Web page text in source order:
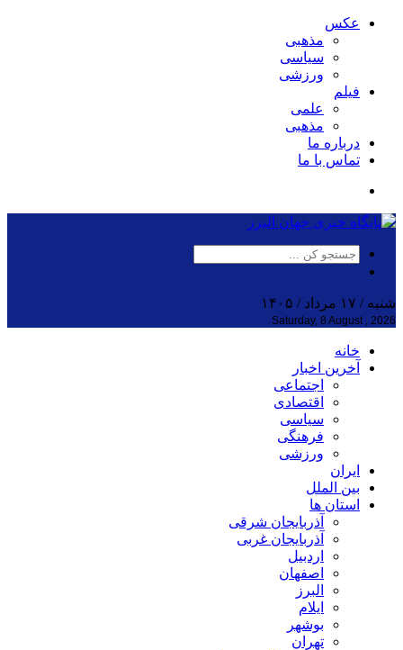
عکس
مذهبی
سیاسی
ورزشی
فیلم
علمی
مذهبی
درباره ما
تماس با ما
شنبه / ۱۷ مرداد / ۱۴۰۵
Saturday, 8 August , 2026
خانه
آخرین اخبار
اجتماعی
اقتصادی
سیاسی
فرهنگی
ورزشی
ایران
بین الملل
استان ها
آذربایجان شرقی
آذربایجان غربی
اردبیل
اصفهان
البرز
ایلام
بوشهر
تهران